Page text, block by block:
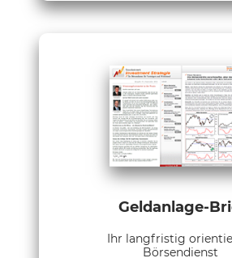
Geldanlage-
Ihr langfristig
Börsendienst